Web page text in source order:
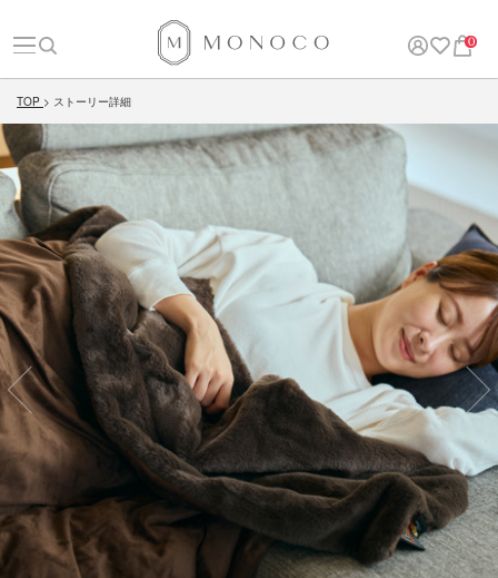
0
TOP ストーリー詳細